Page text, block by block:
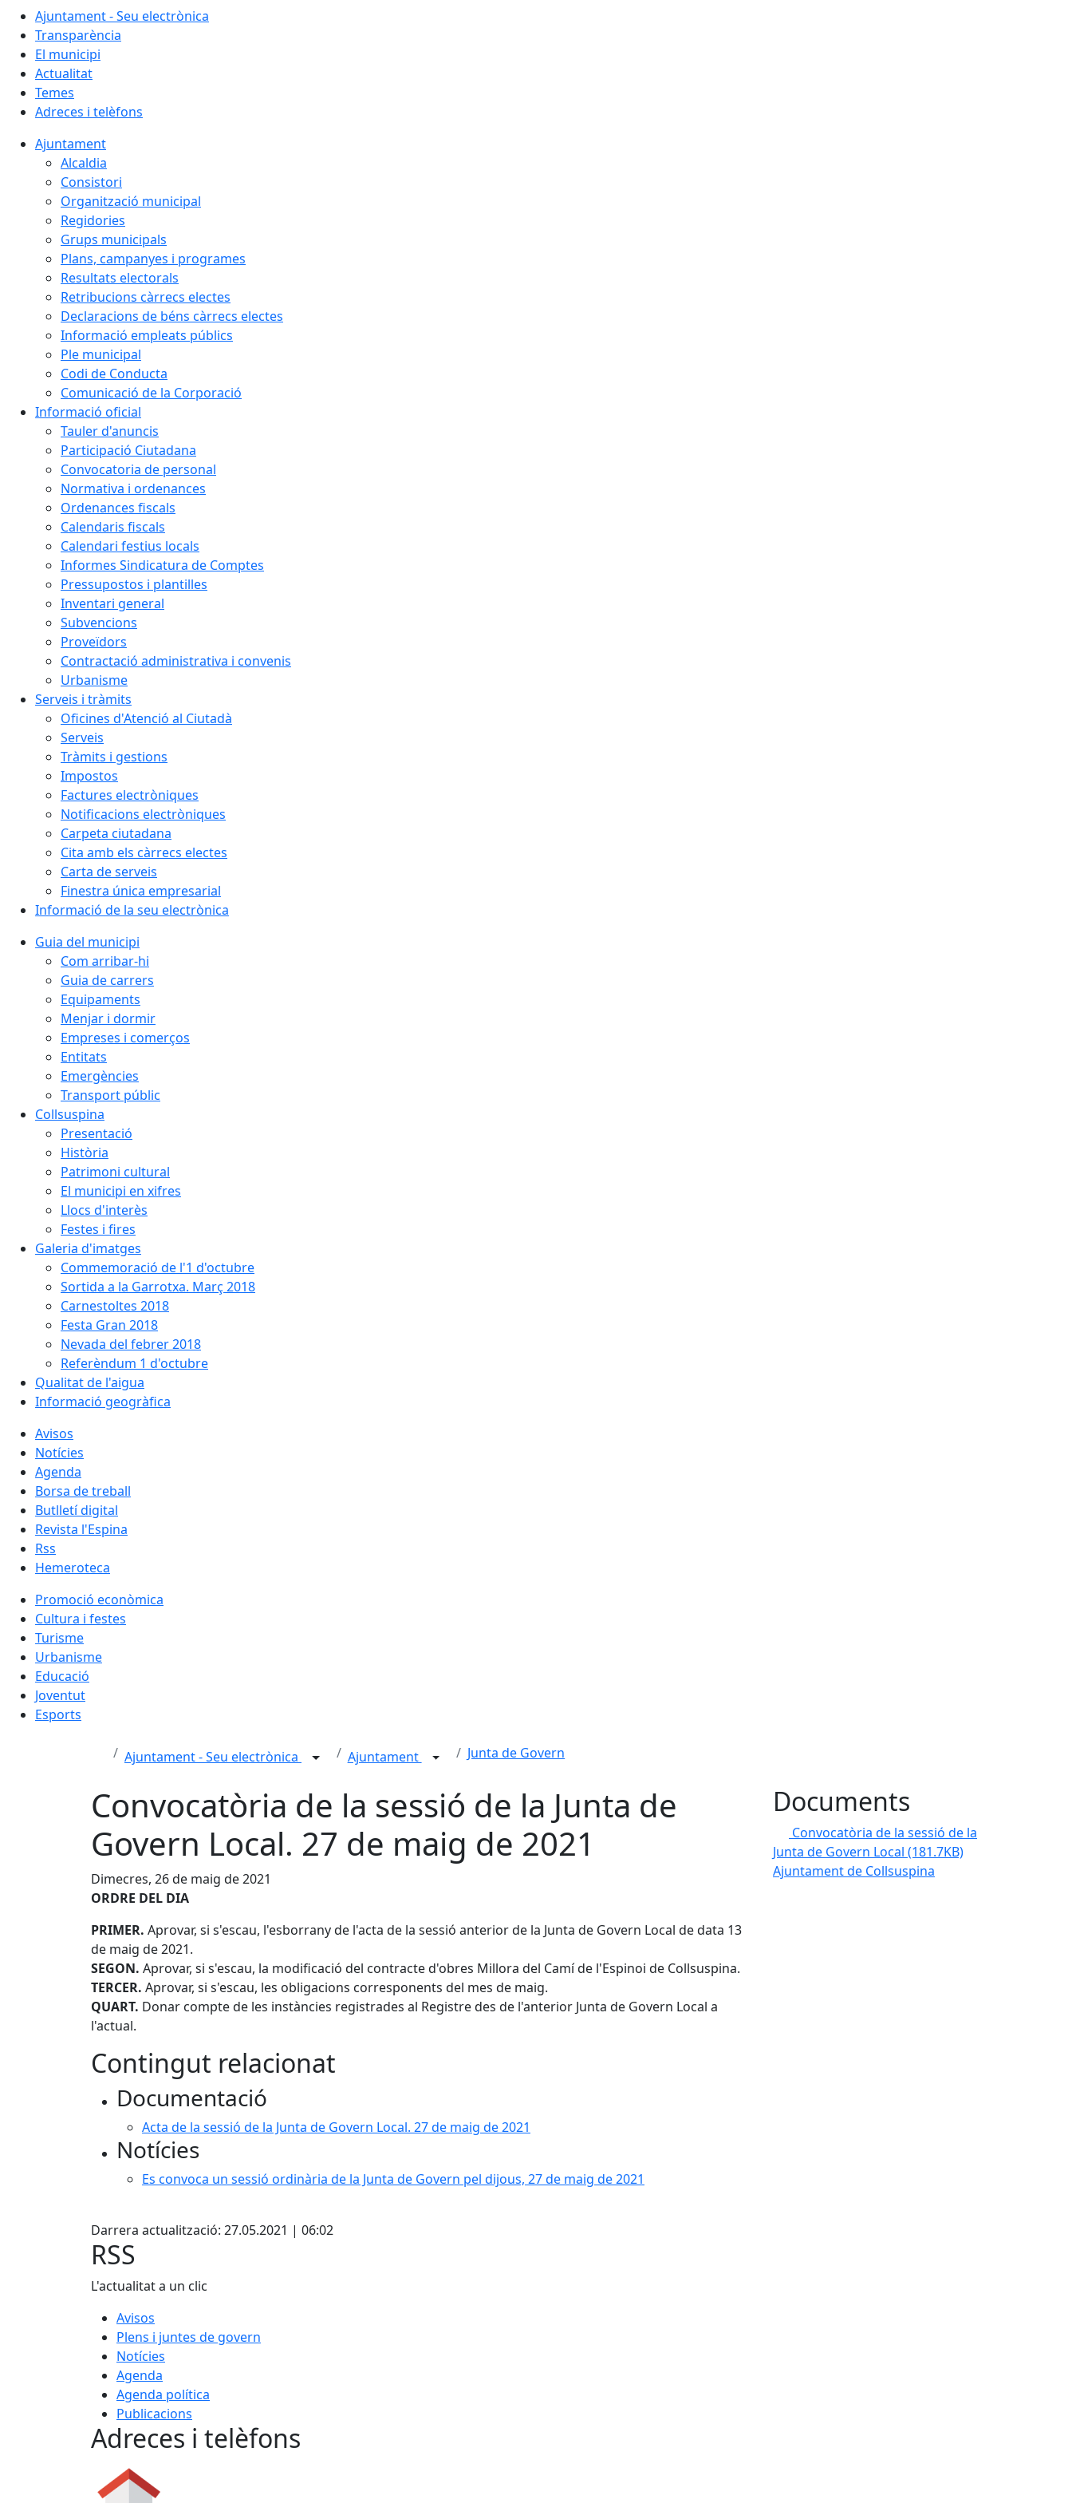
Ajuntament - Seu electrònica
Transparència
El municipi
Actualitat
Temes
Adreces i telèfons
Ajuntament
Alcaldia
Consistori
Organització municipal
Regidories
Grups municipals
Plans, campanyes i programes
Resultats electorals
Retribucions càrrecs electes
Declaracions de béns càrrecs electes
Informació empleats públics
Ple municipal
Codi de Conducta
Comunicació de la Corporació
Informació oficial
Tauler d'anuncis
Participació Ciutadana
Convocatoria de personal
Normativa i ordenances
Ordenances fiscals
Calendaris fiscals
Calendari festius locals
Informes Sindicatura de Comptes
Pressupostos i plantilles
Inventari general
Subvencions
Proveïdors
Contractació administrativa i convenis
Urbanisme
Serveis i tràmits
Oficines d'Atenció al Ciutadà
Serveis
Tràmits i gestions
Impostos
Factures electròniques
Notificacions electròniques
Carpeta ciutadana
Cita amb els càrrecs electes
Carta de serveis
Finestra única empresarial
Informació de la seu electrònica
Guia del municipi
Com arribar-hi
Guia de carrers
Equipaments
Menjar i dormir
Empreses i comerços
Entitats
Emergències
Transport públic
Collsuspina
Presentació
Història
Patrimoni cultural
El municipi en xifres
Llocs d'interès
Festes i fires
Galeria d'imatges
Commemoració de l'1 d'octubre
Sortida a la Garrotxa. Març 2018
Carnestoltes 2018
Festa Gran 2018
Nevada del febrer 2018
Referèndum 1 d'octubre
Qualitat de l'aigua
Informació geogràfica
Avisos
Notícies
Agenda
Borsa de treball
Butlletí digital
Revista l'Espina
Rss
Hemeroteca
Promoció econòmica
Cultura i festes
Turisme
Urbanisme
Educació
Joventut
Esports
Ajuntament - Seu electrònica Ajuntament Junta de Govern
Convocatòria de la sessió de la Junta de
Govern Local. 27 de maig de 2021
Dimecres, 26 de maig de 2021
ORDRE DEL DIA
PRIMER. Aprovar, si s'escau, l'esborrany de l'acta de la sessió anterior de la Junta de Govern Local de data 13
de maig de 2021.
SEGON. Aprovar, si s'escau, la modificació del contracte d'obres Millora del Camí de l'Espinoi de Collsuspina.
TERCER. Aprovar, si s'escau, les obligacions corresponents del mes de maig.
QUART. Donar compte de les instàncies registrades al Registre des de l'anterior Junta de Govern Local a
l'actual.
Contingut relacionat
Documentació
Acta de la sessió de la Junta de Govern Local. 27 de maig de 2021
Notícies
Es convoca un sessió ordinària de la Junta de Govern pel dijous, 27 de maig de 2021
Darrera actualització: 27.05.2021 | 06:02
Documents
Convocatòria de la sessió de la
Junta de Govern Local (181.7KB)
Ajuntament de Collsuspina
RSS
L'actualitat a un clic
Avisos
Plens i juntes de govern
Notícies
Agenda
Agenda política
Publicacions
Adreces i telèfons